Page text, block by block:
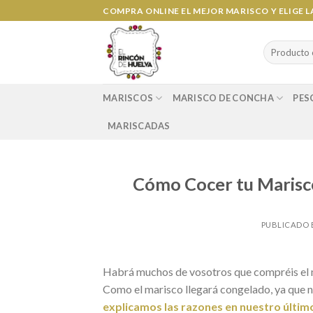
al
COMPRA ONLINE EL MEJOR MARISCO Y ELIGE
Search
for:
MARISCOS MARISCO DE CONCHA
MARISCADAS
Cómo Cocer tu
PUBLICADO
Habrá muchos de vosotros que compréis
Como el marisco llegará congelado, ya que
explicamos las razones en nuestro